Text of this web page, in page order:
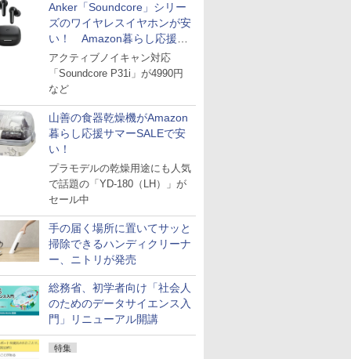
Anker「Soundcore」シリー
ズのワイヤレスイヤホンが安
い！ Amazon暮らし応援サ
マーSALE
アクティブノイキャン対応
「Soundcore P31i」が4990円
など
山善の食器乾燥機がAmazon
暮らし応援サマーSALEで安
い！
プラモデルの乾燥用途にも人気
で話題の「YD-180（LH）」が
セール中
手の届く場所に置いてサッと
掃除できるハンディクリーナ
ー、ニトリが発売
総務省、初学者向け「社会人
のためのデータサイエンス入
門」リニューアル開講
特集